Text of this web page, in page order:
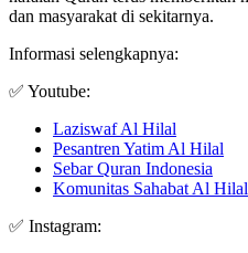
dan masyarakat di sekitarnya.
Informasi selengkapnya:
✅ Youtube:
Laziswaf Al Hilal
Pesantren Yatim Al Hilal
Sebar Quran Indonesia
Komunitas Sahabat Al Hilal
✅ Instagram: